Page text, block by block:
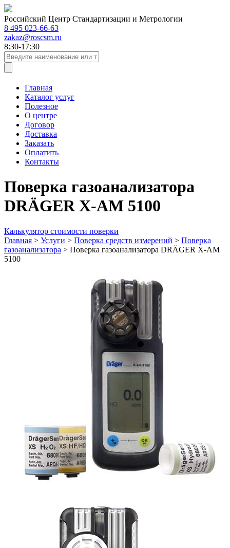
Российский Центр Стандартизации и Метрологии
8 495 023-66-63
zakaz@roscsm.ru
8:30-17:30
Главная
Каталог услуг
Полезное
О центре
Договор
Доставка
Заказать
Оплатить
Контакты
Поверка газоанализатора
DRÄGER X-AM 5100
Калькулятор стоимости поверки
Главная > Услуги > Поверка средств измерений > Поверка
газоанализатора > Поверка газоанализатора DRÄGER X-AM
5100